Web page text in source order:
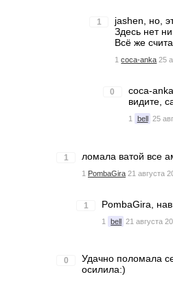
1
jashen, но,
Здесь нет
Всё же
1 coca-anka 25
0
coca-
видите,
1 bell 25
1 ломала ватой все
1 PombaGira 21 августа
1 PombaGira,
1 bell 21 августа
0
Удачно поломала
осилила:)